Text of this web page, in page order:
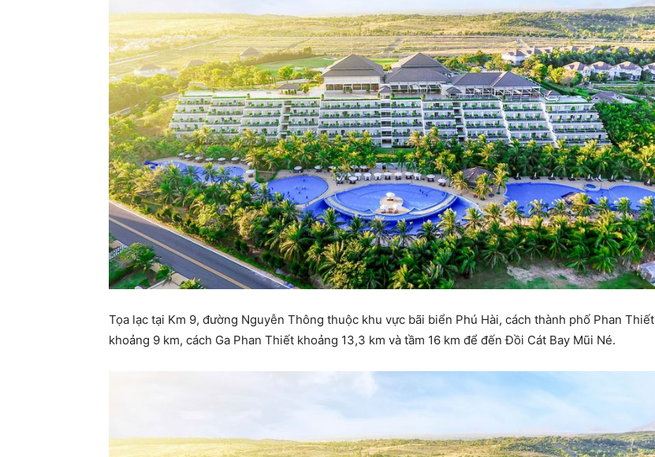
Tọa lạc tại Km 9, đường Nguyễn Thông thuộc khu vực bãi biển Phú Hài, cách thành phố Phan Thiết
khoảng 9 km, cách Ga Phan Thiết khoảng 13,3 km và tầm 16 km để đến Đồi Cát Bay Mũi Né.